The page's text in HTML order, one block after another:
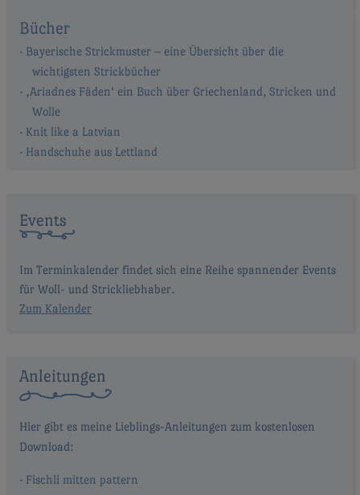
Bücher
Bayerische Strickmuster – eine Übersicht über die
wichtigsten Strickbücher
‚Ariadnes Fäden‘ ein Buch über Griechenland, Stricken und
Wolle
Knit like a Latvian
Handschuhe aus Lettland
Events
Im Terminkalender findet sich eine Reihe spannender Events
für Woll- und Strickliebhaber.
Zum Kalender
Anleitungen
Fischli mitten pattern